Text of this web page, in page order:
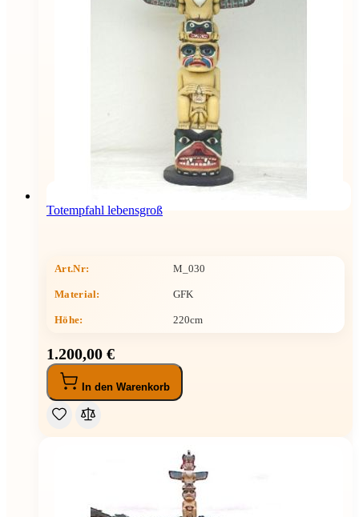
Totempfahl lebensgroß
Art.Nr: M_030
Material: GFK
Höhe: 220cm
1.200,00 €
In den Warenkorb